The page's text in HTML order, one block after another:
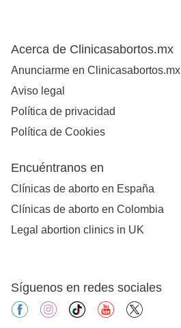
Acerca de Clinicasabortos.mx
Anunciarme en Clinicasabortos.mx
Aviso legal
Política de privacidad
Política de Cookies
Encuéntranos en
Clínicas de aborto en España
Clínicas de aborto en Colombia
Legal abortion clinics in UK
Síguenos en redes sociales
facebookinstagram
tiktok youtube